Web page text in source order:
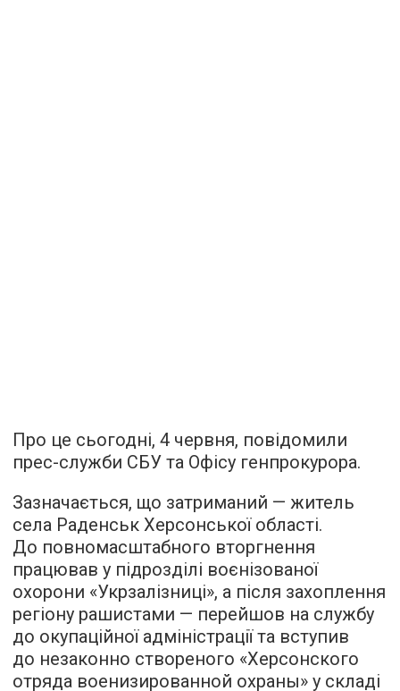
Про це сьогодні, 4 червня, повідомили
прес-служби СБУ та Офісу генпрокурора.
Зазначається, що затриманий — житель
села Раденськ Херсонської області.
До повномасштабного вторгнення
працював у підрозділі воєнізованої
охорони «Укрзалізниці», а після захоплення
регіону рашистами — перейшов на службу
до окупаційної адміністрації та вступив
до незаконно створеного «Херсонского
отряда военизированной охраны» у складі